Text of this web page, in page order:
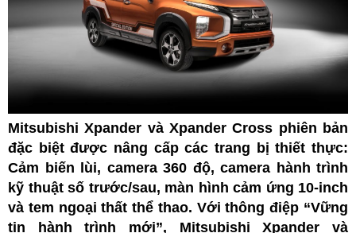
Mitsubishi Xpander và Xpander Cross phiên bản
đặc biệt được nâng cấp các trang bị thiết thực:
Cảm biến lùi, camera 360 độ, camera hành trình
kỹ thuật số trước/sau, màn hình cảm ứng 10-inch
và tem ngoại thất thể thao. Với thông điệp “Vững
tin hành trình mới”, Mitsubishi Xpander và